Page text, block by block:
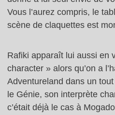
Vous l’aurez compris, le
scène de claquettes est
Rafiki apparaît lui aussi en
character » alors qu’on a
Adventureland dans un
le Génie, son interprète
c’était déjà le cas à